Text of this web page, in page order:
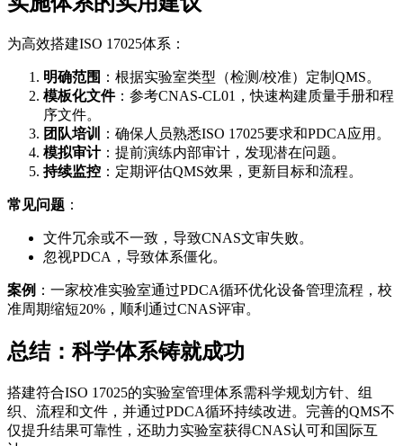
为高效搭建ISO 17025体系：
明确范围 ：根据实验室类型（检测/校准）定制QMS。
模板化文件：参考CNAS-CL01，快速构建质量手册和程
序文件。
团队培训
：确保人员熟悉ISO 17025要求和PDCA应用。
模拟审计：提前演练内部审计，发现潜在问题。
持续监控 ：定期评估QMS效果，更新目标和流程。
常见问题 ：
文件冗余或不一致，导致CNAS文审失败。
忽视PDCA，导致体系僵化。
案例 ：一家校准实验室通过PDCA循环优化设备管理流程，校
准周期缩短20%，顺利通过CNAS评审。
总结：科学体系铸就成功
搭建符合ISO 17025的实验室管理体系需科学规划方针、组
织、流程和文件，并通过PDCA循环持续改进。完善的QMS不
仅提升结果可靠性，还助力实验室获得CNAS认可和国际互